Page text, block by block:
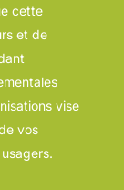
cette
et de
vise
vos